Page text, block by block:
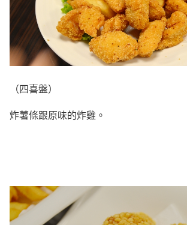
（四喜盤）
炸薯條跟原味的炸雞。